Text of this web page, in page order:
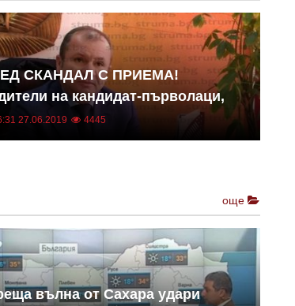
СКАНДАЛ С ПРИЕМА!
на кандидат-първолаци,
в VІІІ СУ, атакуват
общинска сесия,
27.06.2019 4445
още
вълна от Сахара удари